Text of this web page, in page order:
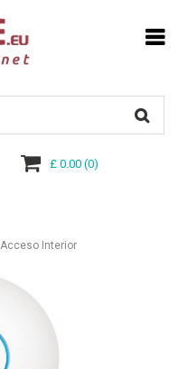
£ 0.00(0)
Acceso Interior